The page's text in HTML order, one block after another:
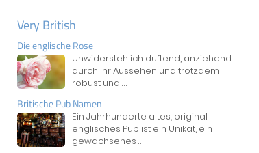
Very British
Die englische Rose
Unwiderstehlich duftend, anziehend
durch ihr Aussehen und trotzdem
robust und ...
Britische Pub Namen
Ein Jahrhunderte altes, original
englisches Pub ist ein Unikat, ein
gewachsenes ...